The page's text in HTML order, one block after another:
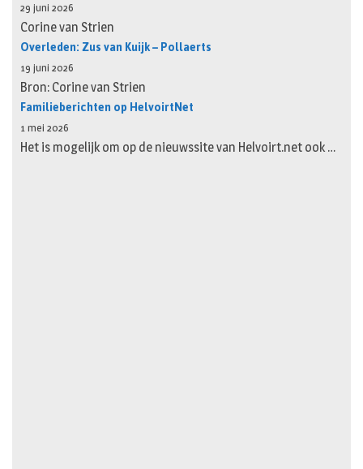
29 juni 2026
Corine van Strien
Overleden: Zus van Kuijk – Pollaerts
19 juni 2026
Bron: Corine van Strien
Familieberichten op HelvoirtNet
1 mei 2026
Het is mogelijk om op de nieuwssite van Helvoirt.net ook …